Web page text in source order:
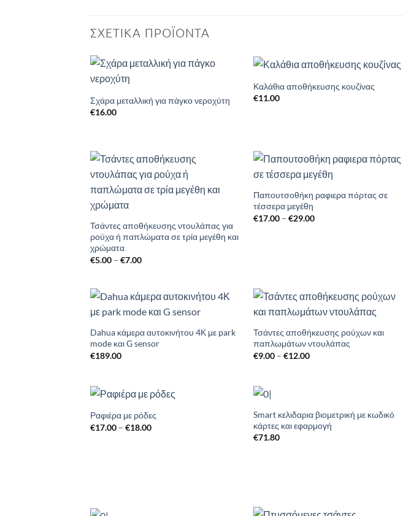
ΣΧΕΤΙΚΆ ΠΡΟΪΌΝΤΑ
Wishlist
Σχάρα μεταλλική για πάγκο νεροχύτη
€16.00
Add to
Καλάθια αποθήκευσης κουζίνας
€11.00
Wishlist
Τσάντες αποθήκευσης ντουλάπας για
ρούχα ή παπλώματα σε τρία μεγέθη και
χρώματα
€5.00 – €7.00Price
€7.00
Wishlist
Παπουτσοθήκη ραφιερα πόρτας σε
τέσσερα μεγέθη
€17.00 – €29.00Price
Wishlist
Dahua κάμερα αυτοκινήτου 4Κ με park
mode και G sensor
€189.00
Wishlist
Τσάντες αποθήκευσης ρούχων και
παπλωμάτων ντουλάπας
€9.00 – €12.00Price
Ραφιέρα με ρόδες
€17.00 – €18.00Price
Add to
Smart κελιδαρια βιομετρική με κωδικό
κάρτες και εφαρμογή
€71.80